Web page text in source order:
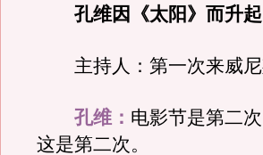
孔维因《太阳》而升
主持人：第一次来威尼
孔维： 电影节是第二
这是第二次。